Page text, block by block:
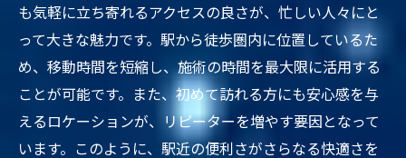
も気軽に立ち寄れるアクセスの良さが、忙しい人々にと
って大きな魅力です。駅から徒歩圏内に位置しているた
め、移動時間を短縮し、施術の時間を最大限に活用する
ことが可能です。また、初めて訪れる方にも安心感を与
えるロケーションが、リピーターを増やす要因となって
います。このように、駅近の便利さがさらなる快適さを